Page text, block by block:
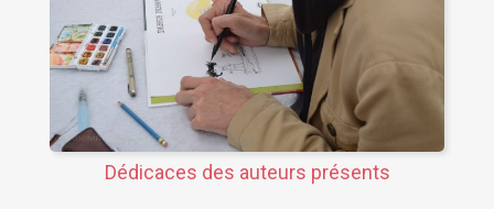
Dédicaces des auteurs présents